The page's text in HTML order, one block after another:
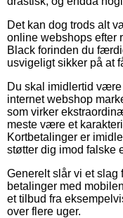
Det kan dog trods alt
online webshops efter
Black forinden du
usvigeligt sikker på at
Du skal imidlertid
internet webshop
som virker
meste være et
Kortbetalinger er
støtter dig imod falske
Generelt slår vi et slag
betalinger med
et tilbud fra
over flere uger.